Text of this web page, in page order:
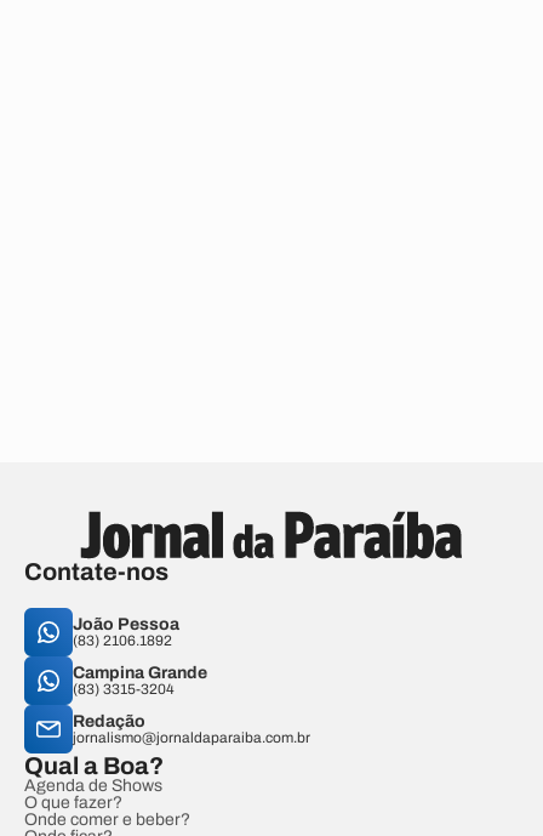
Contate-nos
João Pessoa
(83) 2106.1892
Campina Grande
(83) 3315-3204
Redação
jornalismo@jornaldaparaiba.com.br
Qual a Boa?
Agenda de Shows
O que fazer?
Onde comer e beber?